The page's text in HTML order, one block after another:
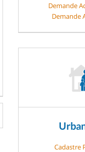
Demande
Demande
Cadastre